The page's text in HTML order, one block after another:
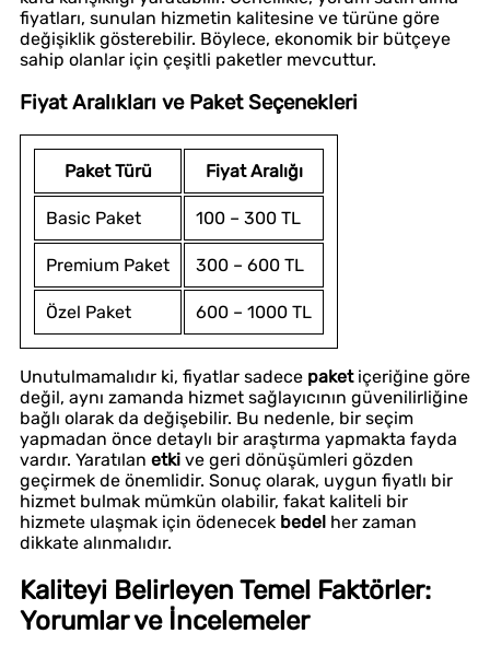
fiyatları, sunulan hizmetin kalitesine ve türüne göre
değişiklik gösterebilir. Böylece, ekonomik bir bütçeye
sahip olanlar için çeşitli paketler mevcuttur.
Fiyat Aralıkları ve Paket Seçenekleri
Paket Türü Fiyat Aralığı
Basic Paket 100 – 300 TL
Premium Paket 300 – 600 TL
Özel Paket 600 – 1000 TL
Unutulmamalıdır ki, fiyatlar sadece paketiçeriğine göre
değil, aynı zamanda hizmet sağlayıcının güvenilirliğine
bağlı olarak da değişebilir. Bu nedenle, bir seçim
yapmadan önce detaylı bir araştırma yapmakta fayda
vardır. Yaratılan etki ve geri dönüşümleri gözden
geçirmek de önemlidir. Sonuç olarak, uygun fiyatlı bir
hizmet bulmak mümkün olabilir, fakat kaliteli bir
hizmete ulaşmak için ödenecek bedel her zaman
dikkate alınmalıdır.
Kaliteyi Belirleyen Temel Faktörler:
Yorumlar ve İncelemeler